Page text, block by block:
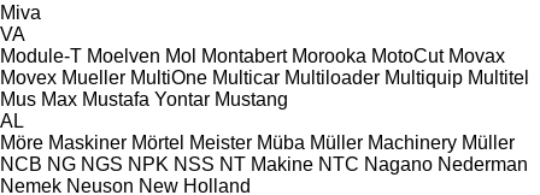
Miva
VA
Module-T Moelven Mol Montabert Morooka MotoCut Movax
Movex Mueller MultiOne Multicar Multiloader Multiquip Multitel
Mus Max Mustafa Yontar Mustang
AL
Möre Maskiner Mörtel Meister Müba Müller Machinery Müller
NCB NG NGS NPK NSS NT Makine NTC Nagano Nederman
Nemek Neuson New Holland